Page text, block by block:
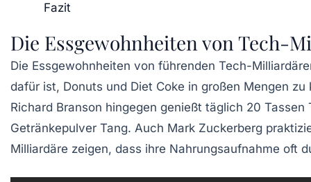
Fazit
Die Essgewohnheiten von Tech-
Die Essgewohnheiten von führenden Tech-
dafür ist, Donuts und Diet Coke in großen Mengen
Richard Branson hingegen genießt täglich 20 Tassen
Getränkepulver Tang. Auch Mark Zuckerberg
Milliardäre zeigen, dass ihre Nahrungsaufnahme oft